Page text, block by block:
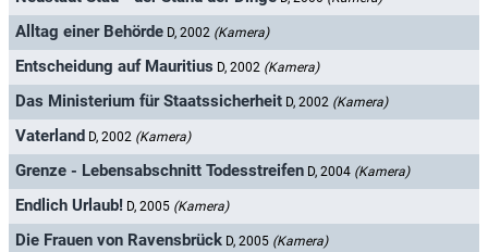
Alltag einer Behörde D, 2002 (Kamera)
Entscheidung auf Mauritius D, 2002 (Kamera)
Das Ministerium für Staatssicherheit D, 2002 (Kamera)
Vaterland D, 2002 (Kamera)
Grenze - Lebensabschnitt Todesstreifen D, 2004 (Kamera)
Endlich Urlaub! D, 2005 (Kamera)
Die Frauen von Ravensbrück D, 2005 (Kamera)